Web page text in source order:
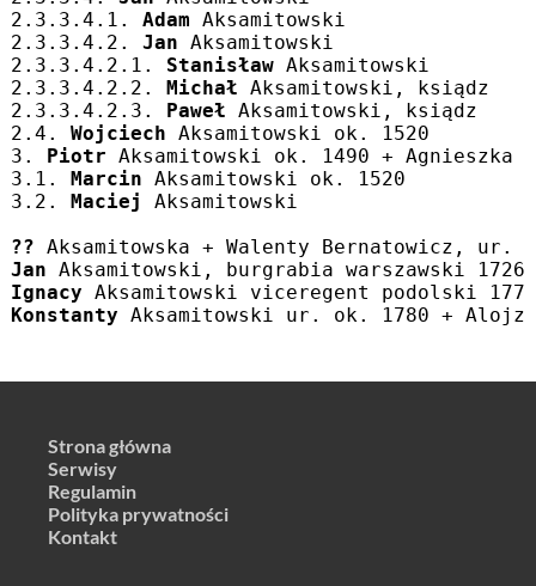
2.3.3.4.1. Adam Aksamitowski
2.3.3.4.2. Jan Aksamitowski
2.3.3.4.2.1. Stanisław Aksamitowski
2.3.3.4.2.2. Michał Aksamitowski, ksiądz
2.3.3.4.2.3. Paweł Aksamitowski, ksiądz
2.4. Wojciech Aksamitowski ok. 1520
3. Piotr Aksamitowski ok. 1490 + Agnieszka
3.1. Marcin Aksamitowski ok. 1520
3.2. Maciej
Aksamitowski
?? Aksamitowska + Walenty Bernatowicz, ur.
Jan Aksamitowski, burgrabia warszawski
Ignacy Aksamitowski viceregent podolski
Konstanty Aksamitowski ur. ok. 1780 +
Strona główna
Serwisy
Regulamin
Polityka prywatności
Kontakt